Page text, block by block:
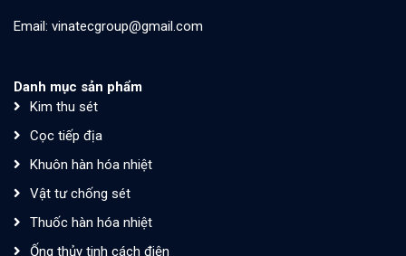
Email: vinatecgroup@gmail.com
Danh mục sản phẩm
Kim thu sét
Cọc tiếp địa
Khuôn hàn hóa nhiệt
Vật tư chống sét
Thuốc hàn hóa nhiệt
Ống thủy tinh cách điện